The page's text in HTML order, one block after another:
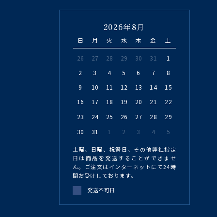
2026年8月
日 月 火 水 木 金 土
26 27 28 29 30 31
1
2
3 4 5 6 7
8
9
10 11 12 13 14
15
16
17 18 19 20 21
22
23
24 25 26 27 28
29
30
31 1 2 3 4 5
土曜、日曜、祝祭日、その他弊社指定
日は商品を発送することができませ
ん。ご注文はインターネットにて24時
間お受けしております。
発送不可日